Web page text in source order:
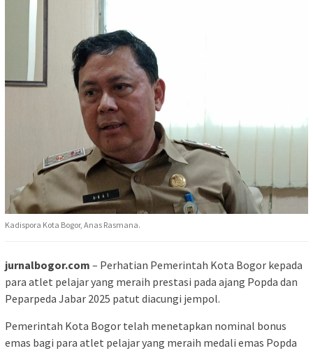
Kadispora Kota Bogor, Anas Rasmana.
jurnalbogor.com – Perhatian Pemerintah Kota Bogor kepada
para atlet pelajar yang meraih prestasi pada ajang Popda dan
Peparpeda Jabar 2025 patut diacungi jempol.
Pemerintah Kota Bogor telah menetapkan nominal bonus
emas bagi para atlet pelajar yang meraih medali emas Popda